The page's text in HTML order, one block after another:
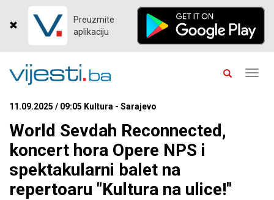
Preuzmite
aplikaciju
11.09.2025 / 09:05 Kultura - Sarajevo
World Sevdah Reconnected,
koncert hora Opere NPS i
spektakularni balet na
repertoaru "Kultura na ulice!"